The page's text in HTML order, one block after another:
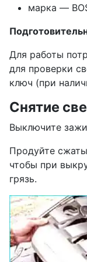
марка —
Для работы
для проверки
ключ (при
Снятие
Выключите
Продуйте
чтобы при
грязь.